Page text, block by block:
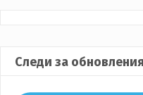
Следи за